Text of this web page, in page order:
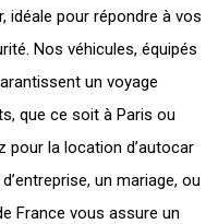
idéale pour répondre à vos
Nos véhicules, équipés
un voyage
que ce soit à Paris ou
pour la location d’autocar
un mariage, ou
France vous assure un